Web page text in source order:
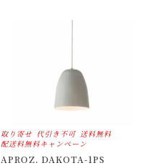
取り寄せ 代引き不可 送料無料
配送料無料キャンペーン
APROZ. DAKOTA-1PS